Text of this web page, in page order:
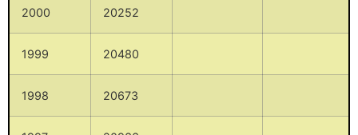
2000 20252
1999 20480
1998 20673